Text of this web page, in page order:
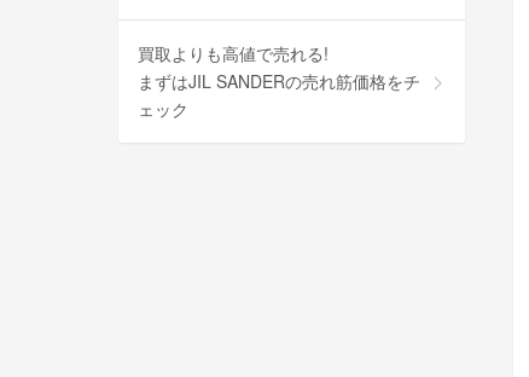
買取よりも高値で売れる!
まずはJIL SANDERの売れ筋価格をチ
ェック